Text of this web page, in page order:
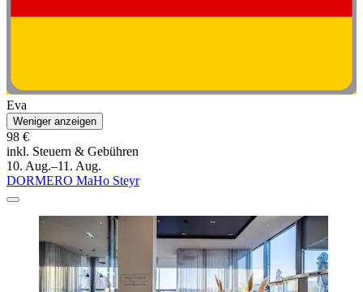
Eva
Weniger anzeigen
98 €
inkl. Steuern & Gebühren
10. Aug.–11. Aug.
DORMERO MaHo Steyr